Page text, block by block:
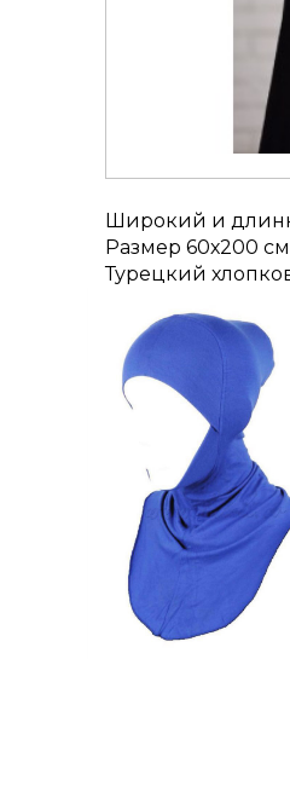
Широкий и
Размер 60х200
Турецкий